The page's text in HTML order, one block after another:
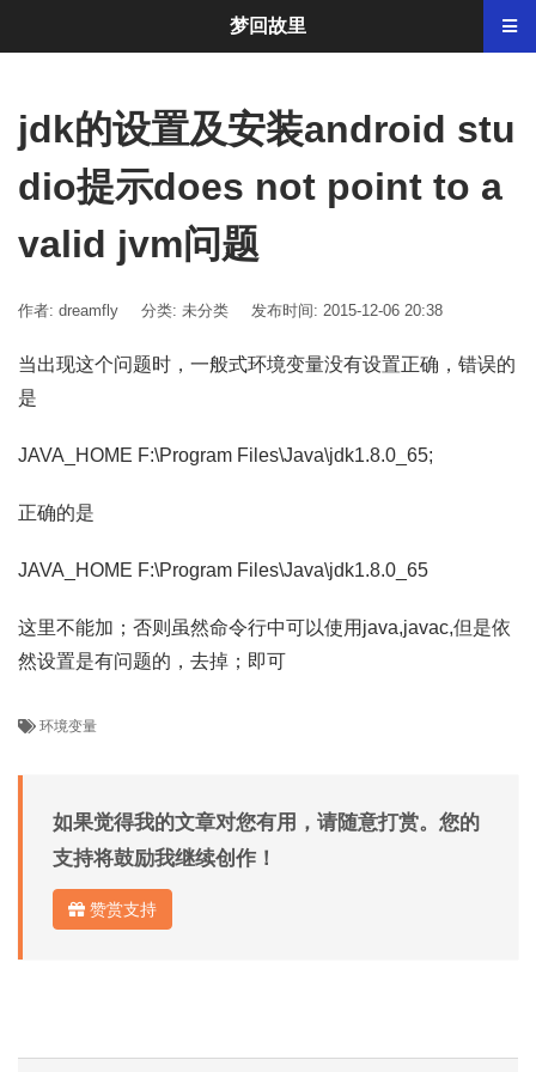
jdk的设置及安装android stu
dio提示does not point to a
valid jvm问题
作者: dreamfly 分类: 未分类 发布时间: 2015-12-06 20:38
当出现这个问题时，一般式环境变量没有设置正确，错误的
是
JAVA_HOME F:\Program Files\Java\jdk1.8.0_65;
正确的是
JAVA_HOME F:\Program Files\Java\jdk1.8.0_65
这里不能加；否则虽然命令行中可以使用java,javac,但是依
然设置是有问题的，去掉；即可
环境变量
如果觉得我的文章对您有用，请随意打赏。您的
支持将鼓励我继续创作！
赞赏支持
梦回故里